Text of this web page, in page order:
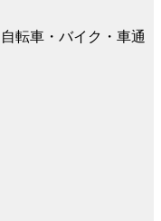
転車・バイク・車通